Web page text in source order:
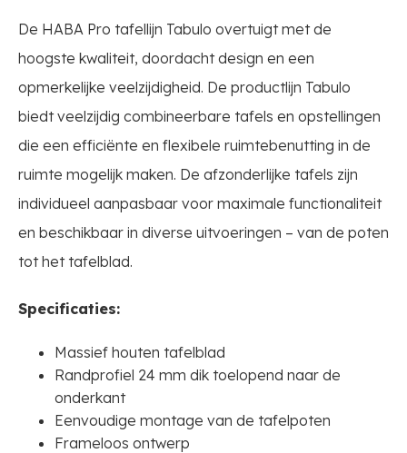
De HABA Pro tafellijn Tabulo overtuigt met de
hoogste kwaliteit, doordacht design en een
opmerkelijke veelzijdigheid. De productlijn Tabulo
biedt veelzijdig combineerbare tafels en opstellingen
die een efficiënte en flexibele ruimtebenutting in de
ruimte mogelijk maken. De afzonderlijke tafels zijn
individueel aanpasbaar voor maximale functionaliteit
en beschikbaar in diverse uitvoeringen – van de poten
tot het tafelblad.
Specificaties:
Massief houten tafelblad
Randprofiel 24 mm dik toelopend naar de
onderkant
Eenvoudige montage van de tafelpoten
Frameloos ontwerp